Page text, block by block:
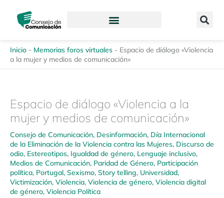
contenido
Inicio - Memorias foros virtuales - Espacio de diálogo «Violencia
a la mujer y medios de comunicación»
Espacio de diálogo «Violencia a la
mujer y medios de comunicación»
Consejo de Comunicación, Desinformación, Día Internacional
de la Eliminación de la Violencia contra las Mujeres, Discurso de
odio, Estereotipos, Igualdad de género, Lenguaje inclusivo,
Medios de Comunicación, Paridad de Género, Participación
política, Portugal, Sexismo, Story telling, Universidad,
Victimización, Violencia, Violencia de género, Violencia digital
de género, Violencia Política